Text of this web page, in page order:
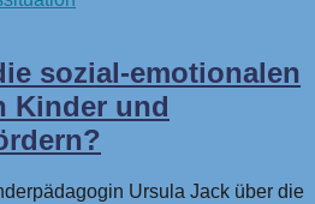
sozial-emotionalen
Kinder und
Ursula Jack über die